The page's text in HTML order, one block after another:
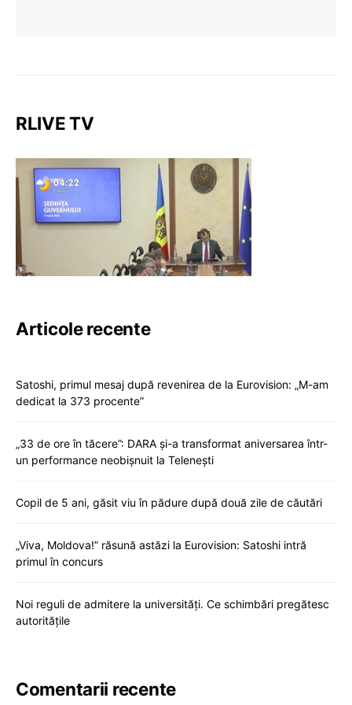
RLIVE TV
Articole recente
Satoshi, primul mesaj după revenirea de la Eurovision: „M-am
dedicat la 373 procente”
„33 de ore în tăcere”: DARA și-a transformat aniversarea într-
un performance neobișnuit la Telenești
Copil de 5 ani, găsit viu în pădure după două zile de căutări
„Viva, Moldova!” răsună astăzi la Eurovision: Satoshi intră
primul în concurs
Noi reguli de admitere la universități. Ce schimbări pregătesc
autoritățile
Comentarii recente